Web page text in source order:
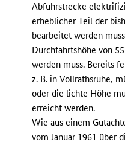
Abfuhrstrecke
erheblicher Teil der
bearbeitet werden
Durchfahrtshöhe von
werden muss. Bereits
z. B. in Vollrathsruhe,
oder die lichte Höhe
erreicht werden.
Wie aus einem
vom Januar 1961 über